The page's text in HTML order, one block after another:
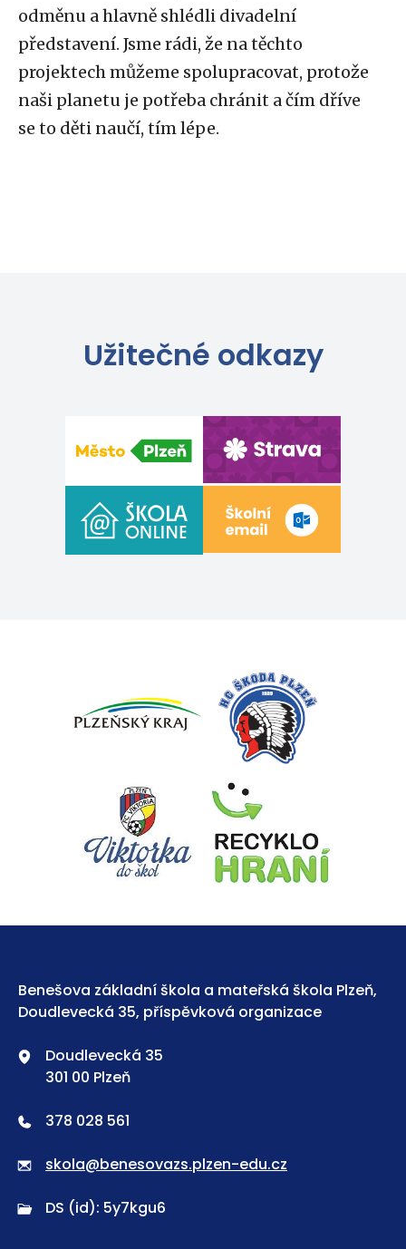
odměnu a hlavně shlédli divadelní
představení. Jsme rádi, že na těchto
projektech můžeme spolupracovat, protože
naši planetu je potřeba chránit a čím dříve
se to děti naučí, tím lépe.
Užitečné odkazy
Benešova základní škola a mateřská škola Plzeň,
Doudlevecká 35, příspěvková organizace
Doudlevecká 35
301 00 Plzeň
378 028 561
skola@benesovazs.plzen-edu.cz
DS (id): 5y7kgu6